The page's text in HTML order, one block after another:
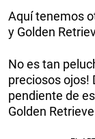
Aquí tenemos
y Golden
No es tan
preciosos ojos!
pendiente de
Golden